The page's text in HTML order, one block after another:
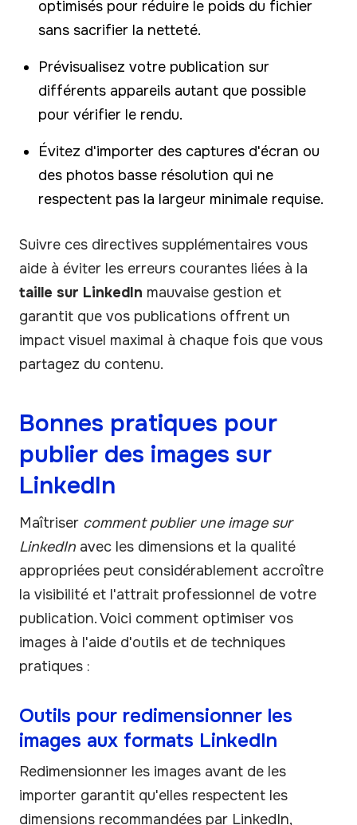
optimisés pour réduire le poids du fichier
sans sacrifier la netteté.
Prévisualisez votre publication sur
différents appareils autant que possible
pour vérifier le rendu.
Évitez d'importer des captures d'écran ou
des photos basse résolution qui ne
respectent pas la largeur minimale requise.
Suivre ces directives supplémentaires vous
aide à éviter les erreurs courantes liées à la
taille sur LinkedIn mauvaise gestion et
garantit que vos publications offrent un
impact visuel maximal à chaque fois que vous
partagez du contenu.
Bonnes pratiques pour
publier des images sur
LinkedIn
Maîtriser comment publier une image sur
LinkedIn avec les dimensions et la qualité
appropriées peut considérablement accroître
la visibilité et l'attrait professionnel de votre
publication. Voici comment optimiser vos
images à l'aide d'outils et de techniques
pratiques :
Outils pour redimensionner les
images aux formats LinkedIn
Redimensionner les images avant de les
importer garantit qu'elles respectent les
dimensions recommandées par LinkedIn,